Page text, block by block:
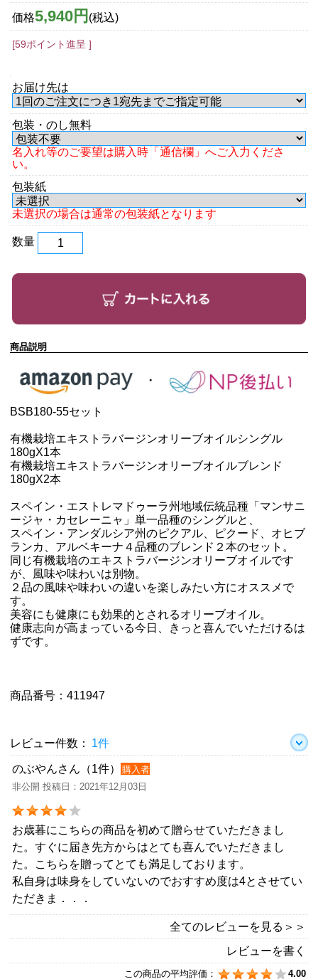
価格5,940円 (税込)
[59ポイント進呈 ]
お届け先は
包装・のし無料
名入れ等のご要望は購入時「通信欄」へご入力くださ
い。
包装紙
未選択の場合は通常の包装紙となります
数量
商品説明
BSB180-55セット
有機栽培エキストラバージンオリーブオイルシングル
180gX1本
有機栽培エキストラバージンオリーブオイルブレンド
180gX2本
スペイン・エストレマドゥーラ州地域伝統品種「マンサニ
ージャ・カセレーニャ」単一品種のシングルと、
スペイン・アンダルシア州のピクアル、ピクード、オヒブ
ランカ、アルベキーナ４品種のブレンド２本のセット。
同じ有機栽培のエキストラバージンオリーブオイルです
が、風味や味わいは別物。
２品の風味や味わいの違いを楽しみたい方にオススメで
す。
美容にも健康にも効果的とされるオリーブオイル。
健康志向が高まっている今日、きっと喜んでいただけるは
ずです。
商品番号：411947
レビュー件数： 1件
のぶやんさん（1件）
購入者
非公開 投稿日：2021年12月03日
お歳暮にこちらの商品を初めて贈らせていただきまし
た。すぐに届き先方からはとても喜んでいただきまし
た。こちらを贈ってとても満足しております。
私自身は味身をしていないのでおすすめ度は4とさせてい
ただきま．．．
全てのレビューを見る＞＞
レビューを書く
この商品の平均評価： 4.00